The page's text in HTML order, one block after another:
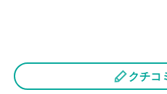
クチコ